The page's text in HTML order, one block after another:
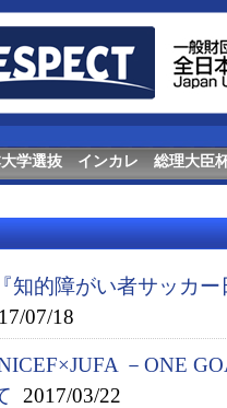
学選抜 インカレ 総理大臣
知的障がい者サッカ
07/18
－ONE
2017/03/22